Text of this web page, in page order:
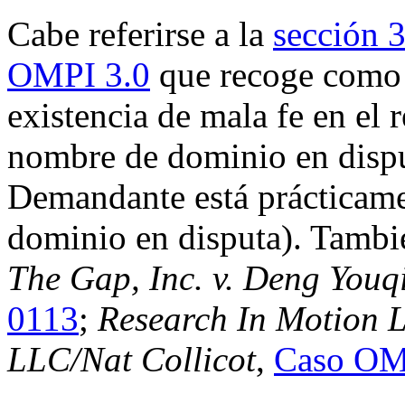
Cabe referirse a la sección
OMPI 3.0 que recoge
existencia de mala fe en el
nombre de dominio en
Demandante está
dominio en disputa).
The Gap, Inc. v. Deng
0113; Research In Motion
LLC/Nat Collicot, Caso